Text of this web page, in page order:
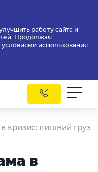
работу сайта и
Продолжая
условиями использования
кризис: лишний груз
в